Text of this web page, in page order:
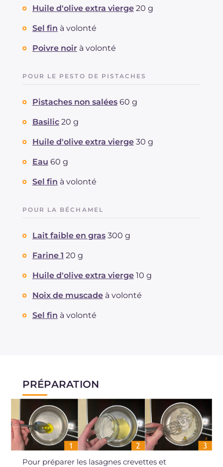
Huile d'olive extra vierge 20 g
Sel fin à volonté
Poivre noir à volonté
POUR LE PESTO DE PISTACHES
Pistaches non salées 60 g
Basilic 20 g
Huile d'olive extra vierge 30 g
Eau 60 g
Sel fin à volonté
POUR LA BÉCHAMEL
Lait faible en gras 300 g
Farine 1 20 g
Huile d'olive extra vierge 10 g
Noix de muscade à volonté
Sel fin à volonté
PRÉPARATION
Pour préparer les lasagnes crevettes et